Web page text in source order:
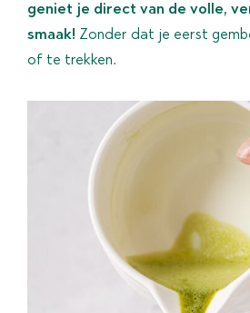
geniet je direct van de volle,
smaak! Zonder dat je eerst
of te trekken.